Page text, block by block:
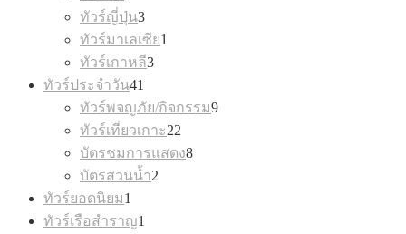
ทัวร์ญี่ปุ่น3
products
ทัวร์มาเลเซีย1
ทัวร์เกาหลี3
ทัวร์ประจำวัน41
ทัวร์พจญภัย/กิจกรรม99
ทัวร์เที่ยวเกาะ22
บัตรชมการแสดง8
บัตรสวนน้ำ2
ทัวร์ยอดนิยม1
ทัวร์เรือสำราญ1